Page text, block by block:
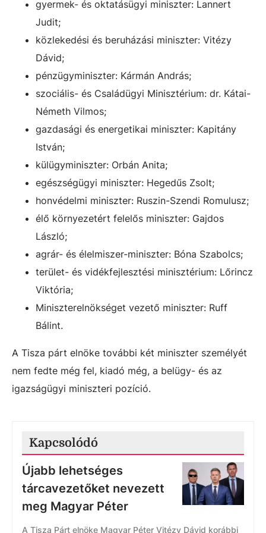
gyermek- és oktatásügyi miniszter: Lannert
Judit;
közlekedési és beruházási miniszter: Vitézy
Dávid;
pénzügyminiszter: Kármán András;
szociális- és Családügyi Minisztérium: dr. Kátai-
Németh Vilmos;
gazdasági és energetikai miniszter: Kapitány
István;
külügyminiszter: Orbán Anita;
egészségügyi miniszter: Hegedűs Zsolt;
honvédelmi miniszter: Ruszin-Szendi Romulusz;
élő környezetért felelős miniszter: Gajdos
László;
agrár- és élelmiszer-miniszter: Bóna Szabolcs;
terület- és vidékfejlesztési minisztérium: Lőrincz
Viktória;
Miniszterelnökséget vezető miniszter: Ruff
Bálint.
A Tisza párt elnöke további két miniszter személyét
nem fedte még fel, kiadó még, a belügy- és az
igazságügyi miniszteri pozíció.
Kapcsolódó
Újabb lehetséges
tárcavezetőket nevezett
meg Magyar Péter
A Tisza Párt elnöke Magyar Péter Vitézy Dávid korábbi